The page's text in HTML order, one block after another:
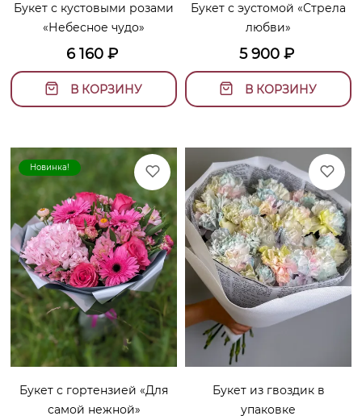
Букет с кустовыми розами
«Небесное чудо»
6 160₽
В КОРЗИНУ
Букет с эустомой «Стрела
любви»
5 900₽
В КОРЗИНУ
Новинка!
Букет с гортензией «Для
самой нежной»
Букет из гвоздик в
упаковке